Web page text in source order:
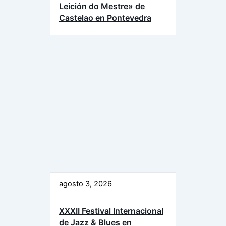
Leición do Mestre» de
Castelao en Pontevedra
agosto 3, 2026
XXXII Festival Internacional
de Jazz & Blues en